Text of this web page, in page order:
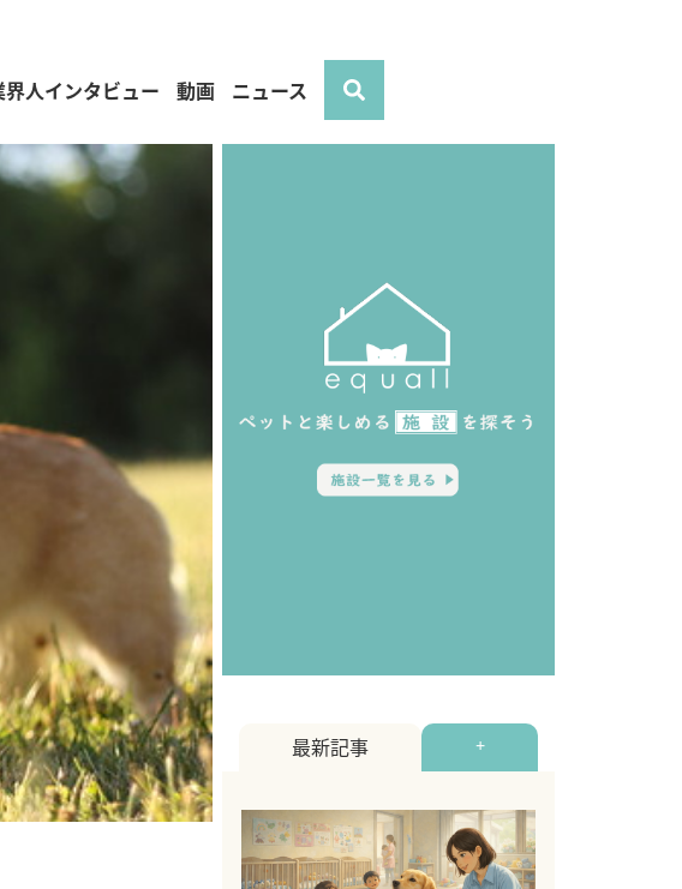
界人インタビュー 動画 ニュース
最新記事 +